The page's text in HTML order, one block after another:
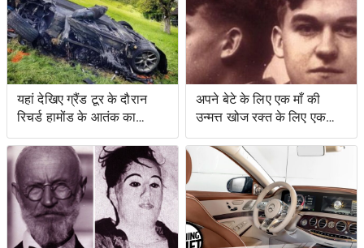
यहां देखिए ग्रैंड टूर के दौरान
रिचर्ड हामोंड के आतंक का
वीडियो
अपने बेटे के लिए एक माँ की
उन्मत्त खोज रक्त के लिए एक
स्वाद के साथ एक बचत किसान
के लिए नेतृत्व की